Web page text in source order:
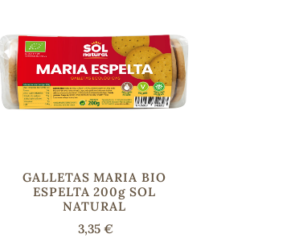
GALLETAS MARIA BIO
ESPELTA 200g SOL
NATURAL
3,35 €